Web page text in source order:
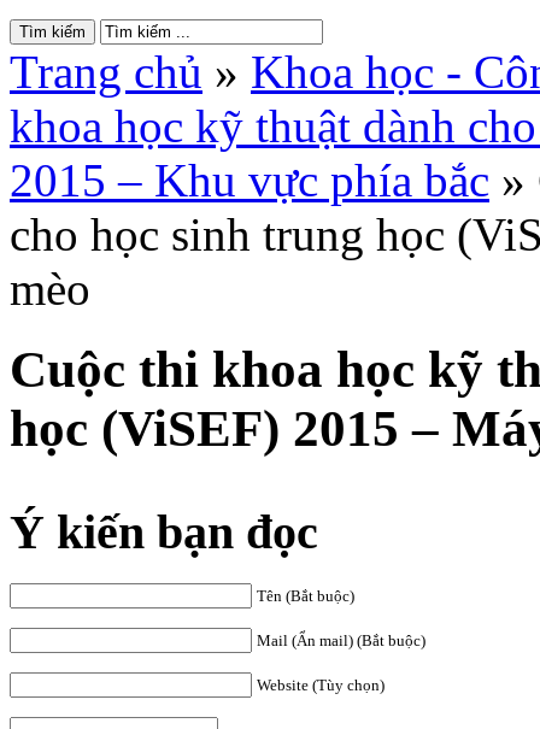
Trang chủ » Khoa học -
khoa học kỹ thuật dành
2015 – Khu vực phía bắc »
cho học sinh trung học
mèo
Cuộc thi khoa học kỹ
học (ViSEF) 2015 –
Ý kiến bạn đọc
Tên (Bắt buộc)
Mail (Ẩn mail) (Bắt buộc)
Website (Tùy chọn)